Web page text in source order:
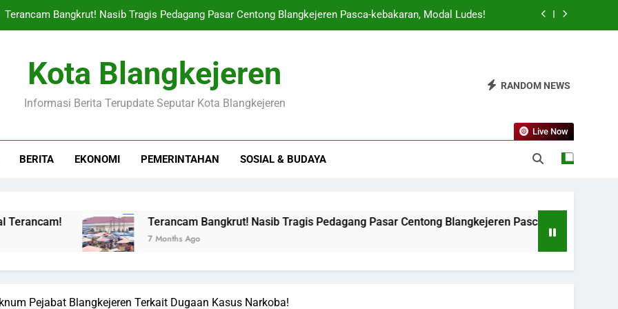
Terancam Bangkrut! Nasib Tragis Pedagang Pasar Centong Blangkejeren Pasca-kebakaran, Modal Ludes!
News Dalam Negeri: Gayo Lues Raih Predikat Kinerja Keuangan Daerah Terbaik, Kota Blangkejeren
Gempar! Harga Cabai Merah Di Pasar Blangkejeren ‘melejit Gila-gilaan’, Inflasi Lokal Terancam!
Jangan Remeh! Tradisi Ziarah Kubur Di Blangkejeren Tiba-tiba Jadi Sorotan Nasional Karena Keunikan
Kota Blangkejeren
Informasi Berita Terupdate Seputar Kota Blangkejeren
RANDOM NEWS
BERITA EKONOMI PEMERINTAHAN SOSIAL & BUDAYA
Live Now
Terancam Bangkrut! Nasib Tragis Pedagang Pasar Centong Blangkejeren Pasca-kebakaran, Modal Ludes!
7 Months Ago
Pejabat Blangkejeren Terkait Dugaan Kasus Narkoba!